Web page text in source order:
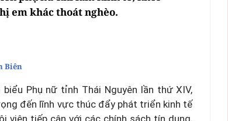
em khác thoát nghèo.
Biên
Phụ nữ tỉnh Thái Nguyên lần thứ XIV,
đến lĩnh vực thúc đẩy phát triển kinh tế
viên tiếp cận với các chính sách tín dụng,